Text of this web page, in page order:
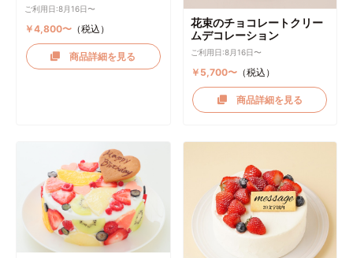
ご利用日:8月16日〜
￥4,800〜（税込）
商品詳細を見る
花束のチョコレートクリー
ムデコレーション
ご利用日:8月16日〜
￥5,700〜 （税込）
商品詳細を見る